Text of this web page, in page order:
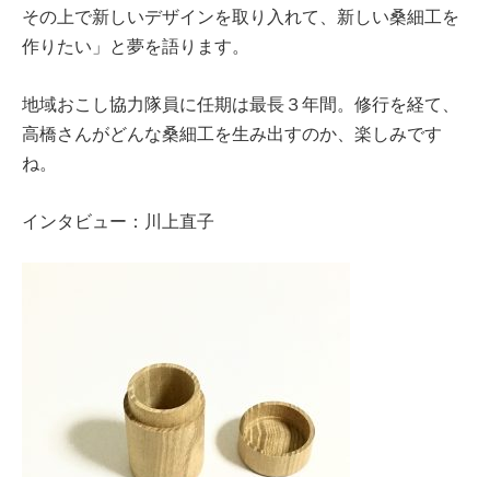
その上で新しいデザインを取り入れて、新しい桑細工を
作りたい」と夢を語ります。
地域おこし協力隊員に任期は最長３年間。修行を経て、
高橋さんがどんな桑細工を生み出すのか、楽しみです
ね。
インタビュー：川上直子